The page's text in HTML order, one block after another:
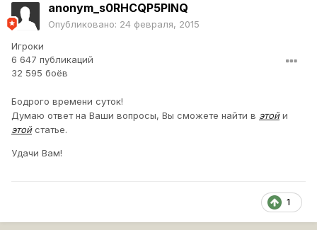
anonym_s0RHCQP5PINQ
Опубликовано: 24 февраля, 2015
Игроки
6 647 публикаций
32 595 боёв
Бодрого времени суток!
Думаю ответ на Ваши вопросы, Вы сможете найти в этойи
этойстатье.
Удачи Вам!
1